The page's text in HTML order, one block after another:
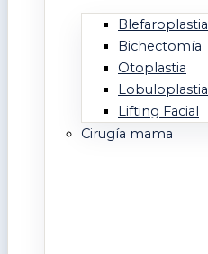
Blefaroplastia
Bichectomía
Otoplastia
Lobuloplastia
Lifting Facial
Cirugía mama